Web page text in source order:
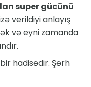
super gücünü
verildiyi anlayış
və eyni zamanda
hadisədir. Şərh